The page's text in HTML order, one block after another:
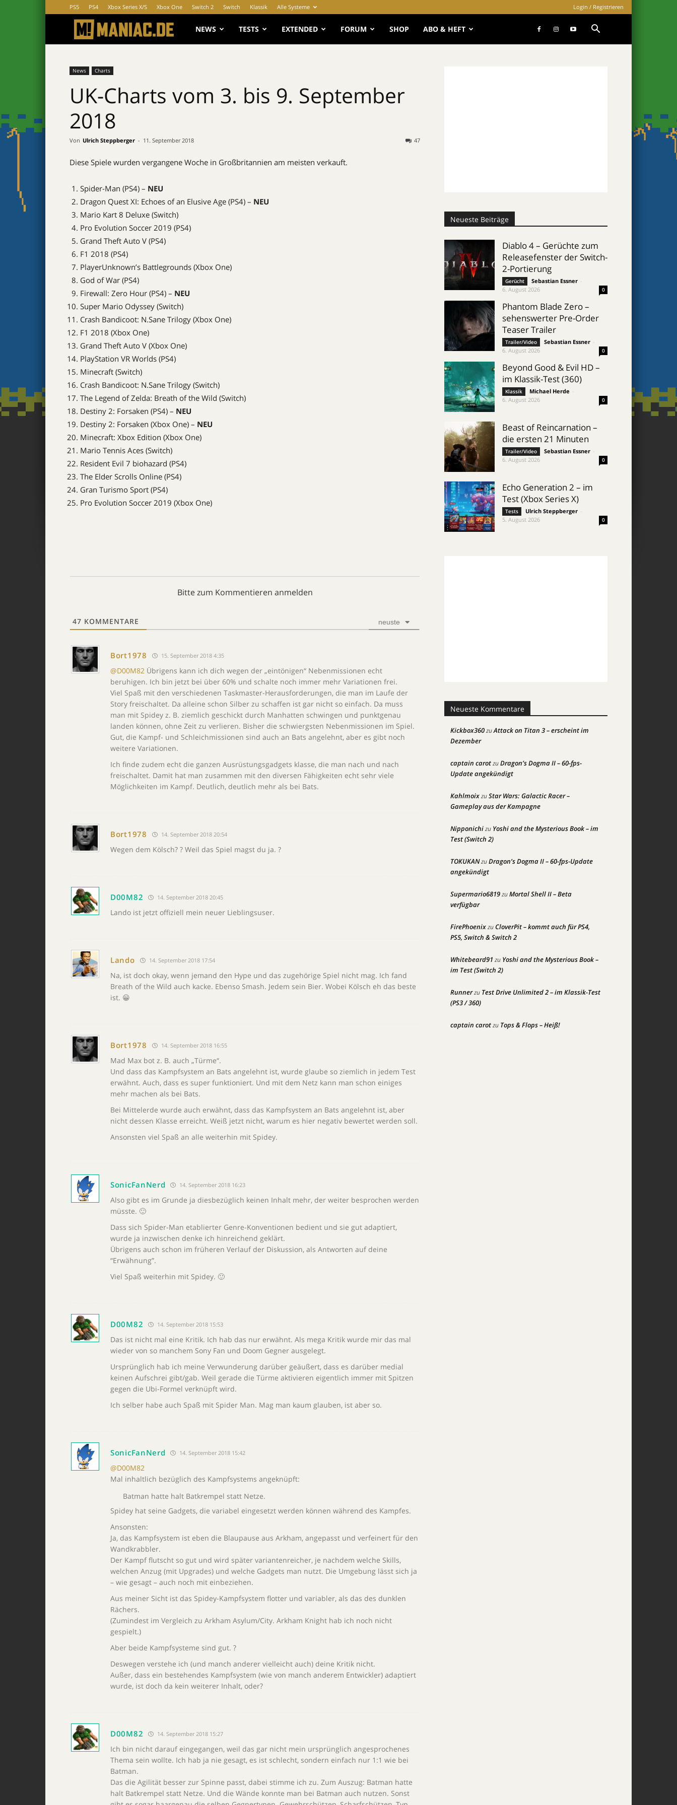
PS5 PS4 Xbox Series X/S Xbox One Switch 2 Switch Klassik Alle Systeme Login / Registrieren
MANIAC.de
NEWS TESTS EXTENDED FORUM SHOP ABO & HEFT
News Charts
UK-Charts vom 3. bis 9. September
2018
Von Ulrich Steppberger - 11. September 2018 47
Diese Spiele wurden vergangene Woche in Großbritannien am meisten verkauft.
Spider-Man (PS4) – NEU
Dragon Quest XI: Echoes of an Elusive Age (PS4) – NEU
Mario Kart 8 Deluxe (Switch)
Pro Evolution Soccer 2019 (PS4)
Grand Theft Auto V (PS4)
F1 2018 (PS4)
PlayerUnknown’s Battlegrounds (Xbox One)
God of War (PS4)
Firewall: Zero Hour (PS4) – NEU
Super Mario Odyssey (Switch)
Crash Bandicoot: N.Sane Trilogy (Xbox One)
F1 2018 (Xbox One)
Grand Theft Auto V (Xbox One)
PlayStation VR Worlds (PS4)
Minecraft (Switch)
Crash Bandicoot: N.Sane Trilogy (Switch)
The Legend of Zelda: Breath of the Wild (Switch)
Destiny 2: Forsaken (PS4) – NEU
Destiny 2: Forsaken (Xbox One) – NEU
Minecraft: Xbox Edition (Xbox One)
Mario Tennis Aces (Switch)
Resident Evil 7 biohazard (PS4)
The Elder Scrolls Online (PS4)
Gran Turismo Sport (PS4)
Pro Evolution Soccer 2019 (Xbox One)
Bitte zum Kommentieren anmelden
47 KOMMENTARE neuste
Bort1978 15. September 2018 4:35
@D00M82 Übrigens kann ich dich wegen der „eintönigen“ Nebenmissionen echt
beruhigen. Ich bin jetzt bei über 60% und schalte noch immer mehr Variationen frei.
Viel Spaß mit den verschiedenen Taskmaster-Herausforderungen, die man im Laufe der
Story freischaltet. Da alleine schon Silber zu schaffen ist gar nicht so einfach. Da muss
man mit Spidey z. B. ziemlich geschickt durch Manhatten schwingen und punktgenau
landen können, ohne Zeit zu verlieren. Bisher die schwiergsten Nebenmissionen im Spiel.
Gut, die Kampf- und Schleichmissionen sind auch an Bats angelehnt, aber es gibt noch
weitere Variationen.
Ich finde zudem echt die ganzen Ausrüstungsgadgets klasse, die man nach und nach
freischaltet. Damit hat man zusammen mit den diversen Fähigkeiten echt sehr viele
Möglichkeiten im Kampf. Deutlich, deutlich mehr als bei Bats.
Bort1978 14. September 2018 20:54
Wegen dem Kölsch? ? Weil das Spiel magst du ja. ?
D00M82 14. September 2018 20:45
Lando ist jetzt offiziell mein neuer Lieblingsuser.
Lando 14. September 2018 17:54
Na, ist doch okay, wenn jemand den Hype und das zugehörige Spiel nicht mag. Ich fand
Breath of the Wild auch kacke. Ebenso Smash. Jedem sein Bier. Wobei Kölsch eh das beste
ist. 😀
Bort1978 14. September 2018 16:55
Mad Max bot z. B. auch „Türme“.
Und dass das Kampfsystem an Bats angelehnt ist, wurde glaube so ziemlich in jedem Test
erwähnt. Auch, dass es super funktioniert. Und mit dem Netz kann man schon einiges
mehr machen als bei Bats.
Bei Mittelerde wurde auch erwähnt, dass das Kampfsystem an Bats angelehnt ist, aber
nicht dessen Klasse erreicht. Weiß jetzt nicht, warum es hier negativ bewertet werden soll.
Ansonsten viel Spaß an alle weiterhin mit Spidey.
SonicFanNerd 14. September 2018 16:23
Also gibt es im Grunde ja diesbezüglich keinen Inhalt mehr, der weiter besprochen werden
müsste. 🙂
Dass sich Spider-Man etablierter Genre-Konventionen bedient und sie gut adaptiert,
wurde ja inzwischen denke ich hinreichend geklärt.
Übrigens auch schon im früheren Verlauf der Diskussion, als Antworten auf deine
“Erwähnung”.
Viel Spaß weiterhin mit Spidey. 🙂
D00M82 14. September 2018 15:53
Das ist nicht mal eine Kritik. Ich hab das nur erwähnt. Als mega Kritik wurde mir das mal
wieder von so manchem Sony Fan und Doom Gegner ausgelegt.
Ursprünglich hab ich meine Verwunderung darüber geäußert, dass es darüber medial
keinen Aufschrei gibt/gab. Weil gerade die Türme aktivieren eigentlich immer mit Spitzen
gegen die Ubi-Formel verknüpft wird.
Ich selber habe auch Spaß mit Spider Man. Mag man kaum glauben, ist aber so.
SonicFanNerd 14. September 2018 15:42
@D00M82
Mal inhaltlich bezüglich des Kampfsystems angeknüpft:
Batman hatte halt Batkrempel statt Netze.
Spidey hat seine Gadgets, die variabel eingesetzt werden können während des Kampfes.
Ansonsten:
Ja, das Kampfsystem ist eben die Blaupause aus Arkham, angepasst und verfeinert für den
Wandkrabbler.
Der Kampf flutscht so gut und wird später variantenreicher, je nachdem welche Skills,
welchen Anzug (mit Upgrades) und welche Gadgets man nutzt. Die Umgebung lässt sich ja
– wie gesagt – auch noch mit einbeziehen.
Aus meiner Sicht ist das Spidey-Kampfsystem flotter und variabler, als das des dunklen
Rächers.
(Zumindest im Vergleich zu Arkham Asylum/City. Arkham Knight hab ich noch nicht
gespielt.)
Aber beide Kampfsysteme sind gut. ?
Deswegen verstehe ich (und manch anderer vielleicht auch) deine Kritik nicht.
Außer, dass ein bestehendes Kampfsystem (wie von manch anderem Entwickler) adaptiert
wurde, ist doch da kein weiterer Inhalt, oder?
D00M82 14. September 2018 15:27
Ich bin nicht darauf eingegangen, weil das gar nicht mein ursprünglich angesprochenes
Thema sein wollte. Ich hab ja nie gesagt, es ist schlecht, sondern einfach nur 1:1 wie bei
Batman.
Das die Agilität besser zur Spinne passt, dabei stimme ich zu. Zum Auszug: Batman hatte
halt Batkrempel statt Netze. Und die Wände konnte man bei Batman auch nutzen. Sonst
Neueste Beiträge
Diablo 4 – Gerüchte zum
Releasefenster der Switch-
2-Portierung
Gerücht Sebastian Essner
6. August 2026
0
Phantom Blade Zero –
sehenswerter Pre-Order
Teaser Trailer
Trailer/Video Sebastian Essner
6. August 2026
0
Beyond Good & Evil HD –
im Klassik-Test (360)
Klassik Michael Herde
6. August 2026
0
Beast of Reincarnation –
die ersten 21 Minuten
Trailer/Video Sebastian Essner
6. August 2026
0
Echo Generation 2 – im
Test (Xbox Series X)
Tests Ulrich Steppberger
5. August 2026
0
Neueste Kommentare
Kickbox360zuAttack on Titan 3 – erscheint im
Dezember
captain carotzuDragon’s Dogma II – 60-fps-
Update angekündigt
KahlmoixzuStar Wars: Galactic Racer –
Gameplay aus der Kampagne
Nipponichizu Yoshi and the Mysterious Book – im
Test (Switch 2)
TOKUKANzuDragon’s Dogma II – 60-fps-Update
angekündigt
Supermario6819zuMortal Shell II – Beta
verfügbar
FirePhoenixzuCloverPit – kommt auch für PS4,
PS5, Switch & Switch 2
Whitebeard91 zu Yoshi and the Mysterious Book –
im Test (Switch 2)
Runnerzu Test Drive Unlimited 2 – im Klassik-Test
(PS3 / 360)
captain carotzu Tops & Flops – Heiß!